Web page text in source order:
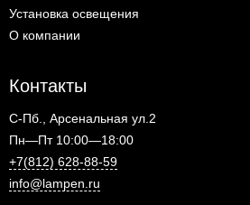
Установка освещения
О компании
Контакты
С-Пб., Арсенальная ул.2
Пн—Пт 10:00—18:00
+7(812) 628-88-59
info@lampen.ru